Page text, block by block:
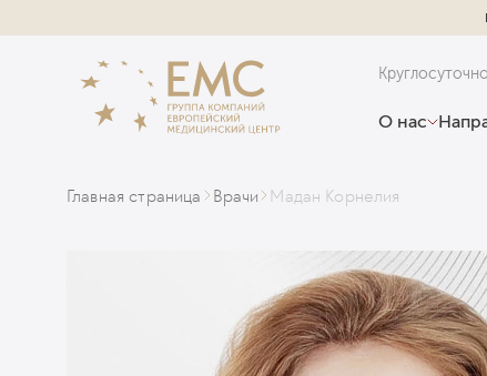
Круглосуточно
О нас
Главная страница Врачи Мадан Корнелия